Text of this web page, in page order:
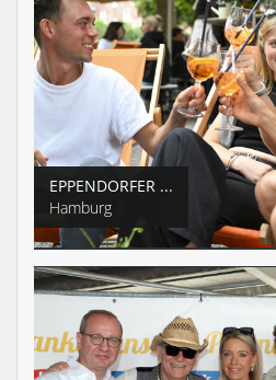
EPPENDORFER ...
Hamburg